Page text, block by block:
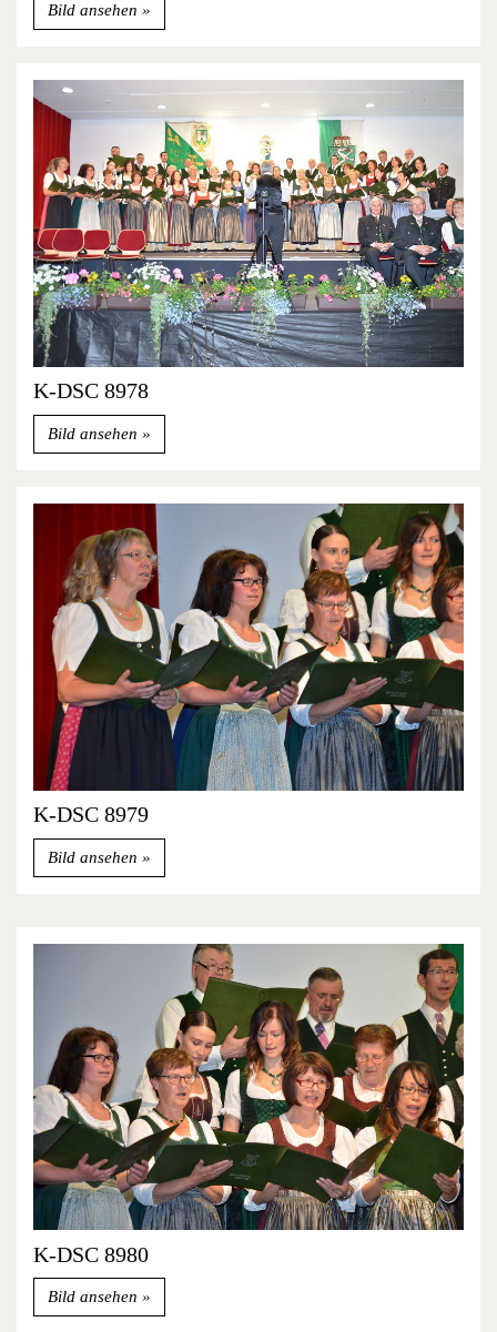
Bild ansehen
K-DSC 8978
Bild ansehen
K-DSC 8979
Bild ansehen
K-DSC 8980
Bild ansehen